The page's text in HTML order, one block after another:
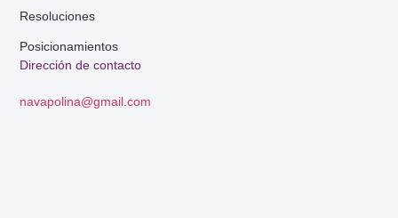
Dirección de contacto
navapolina@gmail.com
Resoluciones
Posicionamientos